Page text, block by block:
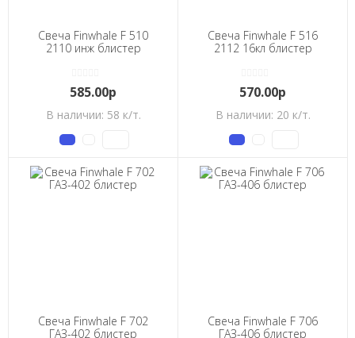
Свеча Finwhale F 510
2110 инж блистер
585.00р
В наличии: 58 к/т.
Свеча Finwhale F 516
2112 16кл блистер
570.00р
В наличии: 20 к/т.
Свеча Finwhale F 702
ГАЗ-402 блистер
Свеча Finwhale F 706
ГАЗ-406 блистер